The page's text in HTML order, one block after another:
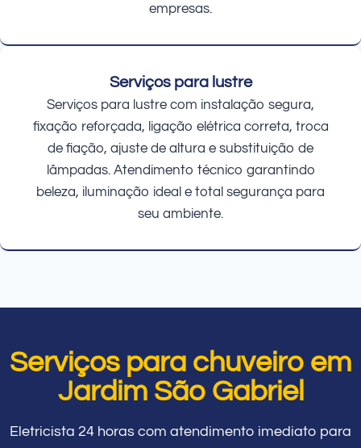
empresas.
Serviços para lustre
Serviços para lustre com instalação segura,
fixação reforçada, ligação elétrica correta, troca
de fiação, ajuste de altura e substituição de
lâmpadas. Atendimento técnico garantindo
beleza, iluminação ideal e total segurança para
seu ambiente.
Serviços para chuveiro em
Jardim São Gabriel
Eletricista 24 horas com atendimento imediato para